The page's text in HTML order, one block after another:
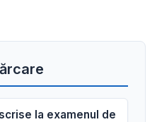
la examenul de